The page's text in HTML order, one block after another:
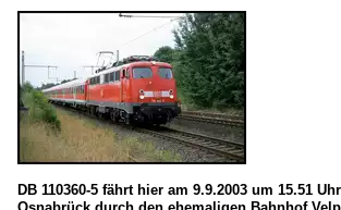
DB 110360-5 fährt hier am 9.9.2003 um 15.51